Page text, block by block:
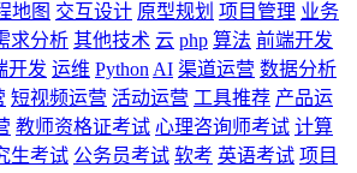
地图 交互设计 原型规划 项目管理 业务
求分析 其他技术 云 php 算法 前端开发
开发 运维 Python AI 渠道运营 数据分析
短视频运营 活动运营 工具推荐 产品运
教师资格证考试 心理咨询师考试 计算
生考试 公务员考试 软考 英语考试 项目